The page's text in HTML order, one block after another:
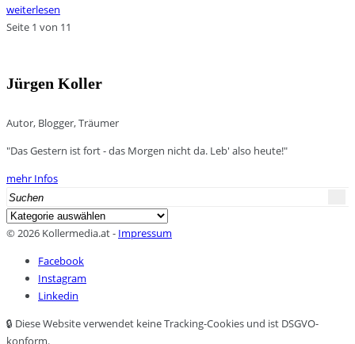
weiterlesen
Seite 1 von 11
Jürgen Koller
Autor, Blogger, Träumer
"Das Gestern ist fort - das Morgen nicht da. Leb' also heute!"
mehr Infos
Search
for:
Kategorien
© 2026 Kollermedia.at - Impressum
Facebook
Instagram
Linkedin
🔒 Diese Website verwendet keine Tracking-Cookies und ist DSGVO-
konform.